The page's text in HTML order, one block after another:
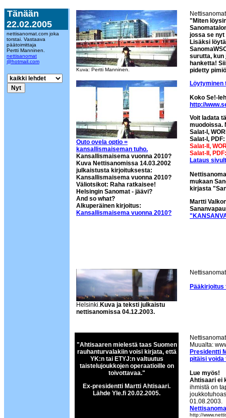
Tänään
22.02.2005
nettisanomat.com joka
torstai. Vastaava
päätoimittaja
Pertti Manninen.
nettisanomat
@hotmail.com
Kuva: Pertti Manninen.
Outo ovela optio =
kansallismaiseman tuho.
Kansallismaisema vuonna 2010?
Kuva Nettisanomissa 14.03.2002
julkaistusta kirjoituksesta:
Kansallismaisema vuonna 2010?
Väliotsikot: Raha ratkaisee!
Helsingin Sanomat - jäävi?
And so what?
Alkuperäinen kirjoitus:
Kansallismaisema vuonna 2010?
"Miten
jossa se nyt
Lisäksi
surutta, kun
hanketta!
pidetty
Löytyminen
Koko Se!-
http://
Voit ladata
muodoissa.
Salat-I,
Salat-I,
Salat-II,
Salat-II,
Lataus
mukaan
kirjasta
Martti
Helsinki.Kuva ja teksti julkaistu
nettisanomissa 04.12.2003.
Pääkirjoitus
"Ahtisaaren mielestä taas Suomen
rauhanturvalakiin voisi kirjata, että
YK:n tai ETYJ:n valtuutus
taistelujoukkojen operaatioille on
toivottavaa."
Ex-presidentti Martti Ahtisaari.
Lähde Yle.fi 20.02.2005.
Muualta:
Presidentti
pitäisi voida
Lue myös!
Ahtisaari ei
ihmistä on
01.08.2003.
http://